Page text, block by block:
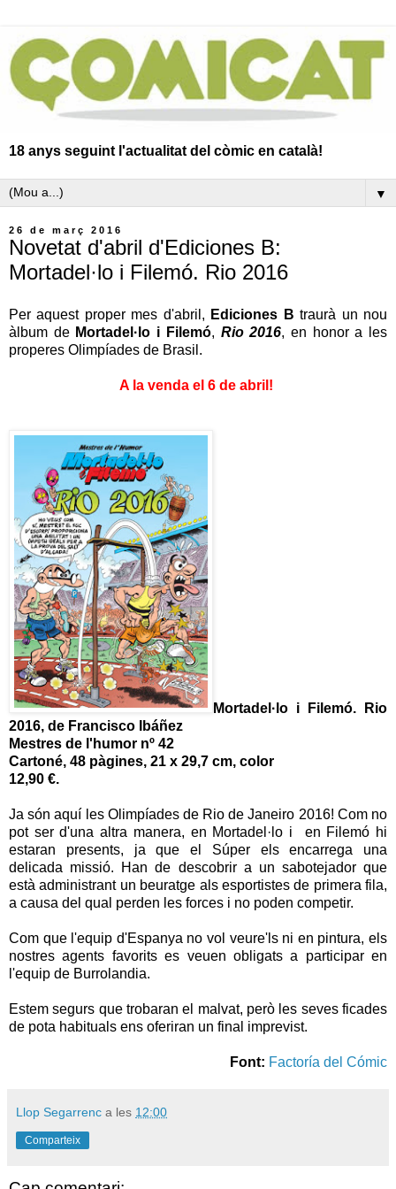
18 anys seguint l'actualitat del còmic en català!
▼
26 de març 2016
Novetat d'abril d'Ediciones B:
Mortadel·lo i Filemó. Rio 2016
Per aquest proper mes d'abril, Ediciones B traurà un nou
àlbum de Mortadel·lo i Filemó, Rio 2016, en honor a les
properes Olimpíades de Brasil.
A la venda el 6 de abril!
Mortadel·lo i Filemó. Rio
2016, de Francisco Ibáñez
Mestres de l'humor nº 42
Cartoné, 48 pàgines, 21 x 29,7 cm, color
12,90 €.
Ja són aquí les Olimpíades de Rio de Janeiro 2016! Com no
pot ser d'una altra manera, en Mortadel·lo i en Filemó hi
estaran presents, ja que el Súper els encarrega una
delicada missió. Han de descobrir a un sabotejador que
està administrant un beuratge als esportistes de primera fila,
a causa del qual perden les forces i no poden competir.
Com que l'equip d'Espanya no vol veure'ls ni en pintura, els
nostres agents favorits es veuen obligats a participar en
l'equip de Burrolandia.
Estem segurs que trobaran el malvat, però les seves ficades
de pota habituals ens oferiran un final imprevist.
Font: Factoría del Cómic
Llop Segarrenc a les 12:00
Comparteix